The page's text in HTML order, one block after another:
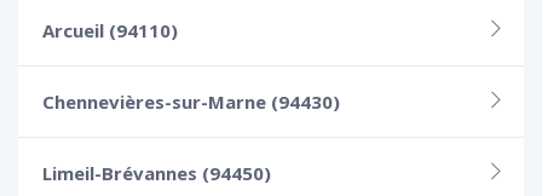
Arcueil (94110)
Chennevières-sur-Marne (94430)
Limeil-Brévannes (94450)